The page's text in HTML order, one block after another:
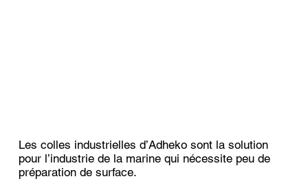
Les colles industrielles d’Adheko sont la solution
pour l’industrie de la marine qui nécessite peu de
préparation de surface.